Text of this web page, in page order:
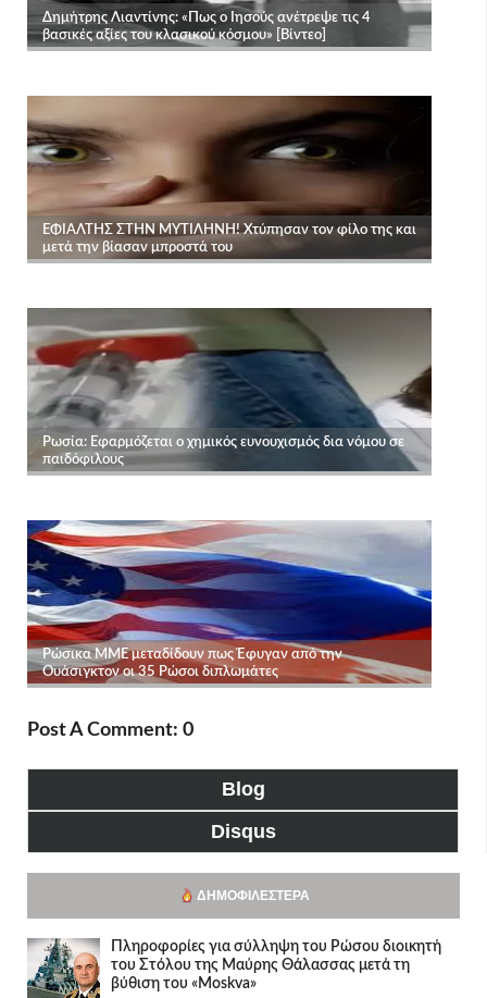
Post A Comment: 0
Blog
Disqus
ΔΗΜΟΦΙΛΈΣΤΕΡΑ
Πληροφορίες για σύλληψη του Ρώσου διοικητή
του Στόλου της Mαύρης Θάλασσας μετά τη
βύθιση του «Moskva»